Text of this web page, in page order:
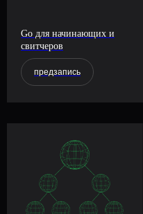
Go для начинающих и
свитчеров
предзапись